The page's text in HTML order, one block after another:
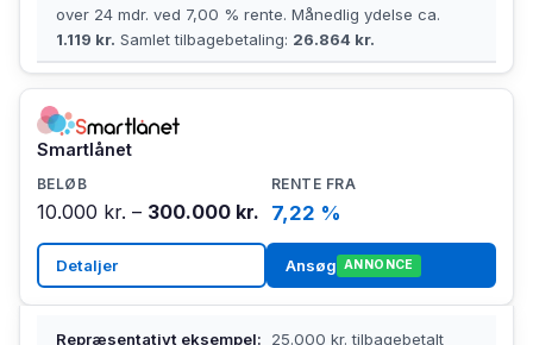
over 24 mdr. ved 7,00 % rente. Månedlig ydelse ca.
1.119 kr. Samlet tilbagebetaling: 26.864 kr.
Smartlånet
10.000 kr. – 300.000 kr. 7,22 %
Detaljer Ansøg ANNONCE
Repræsentativt eksempel:
25.000 kr. tilbagebetalt